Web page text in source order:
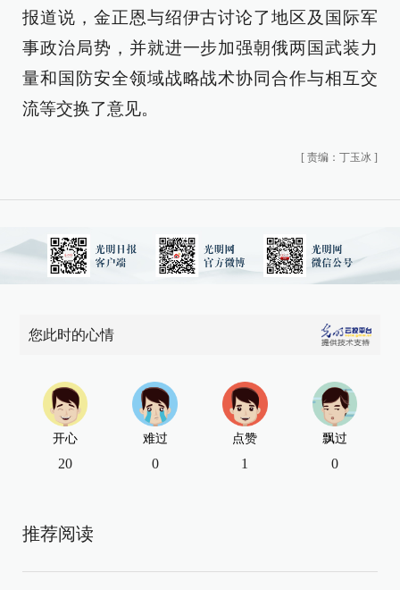
报道说，金正恩与绍伊古讨论了地区及国际军
事政治局势，并就进一步加强朝俄两国武装力
量和国防安全领域战略战术协同合作与相互交
流等交换了意见。
[ 责编：丁玉冰 ]
您此时的心情
开心
20
难过
0
点赞
1
飘过
0
推荐阅读